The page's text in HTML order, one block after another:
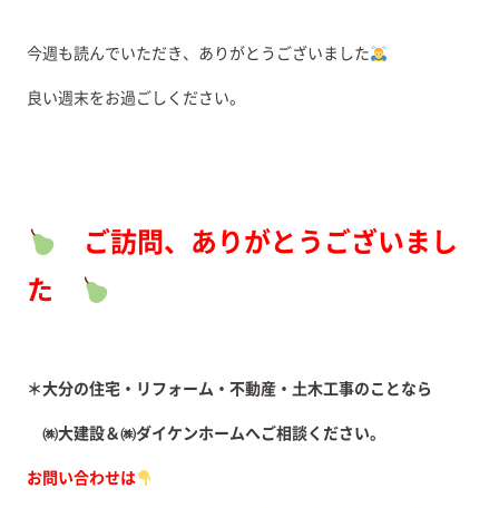
今週も読んでいただき、ありがとうございました
良い週末をお過ごしください。
ご訪問、ありがとうございまし
た
＊大分の住宅・リフォーム・不動産・土木工事のことなら
㈱大建設＆㈱ダイケンホームへご相談ください。
お問い合わせは